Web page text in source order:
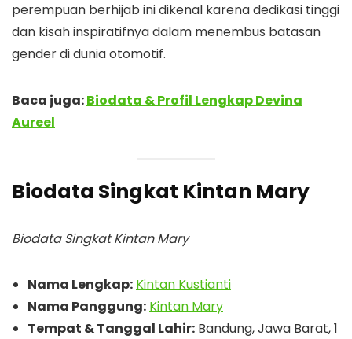
perempuan berhijab ini dikenal karena dedikasi tinggi
dan kisah inspiratifnya dalam menembus batasan
gender di dunia otomotif.
Baca juga:Biodata & Profil Lengkap Devina
Aureel
Biodata Singkat Kintan Mary
Biodata Singkat Kintan Mary
Nama Lengkap: Kintan Kustianti
Nama Panggung: Kintan Mary
Tempat & Tanggal Lahir: Bandung, Jawa Barat, 1